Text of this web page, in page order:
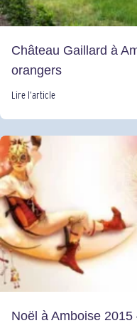
Château Gaillard à
orangers
Lire l’article
Noël à Amboise